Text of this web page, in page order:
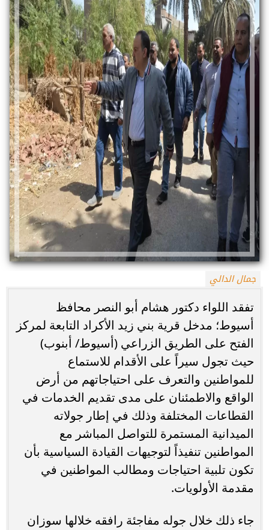
جمال الدالي
تفقد اللواء دكتور هشام أبو النصر محافظ
أسيوط؛ مدخل قرية بني زيد الأكراد التابعة لمركز
الفتح على الطريق الزراعي (أسيوط/ أبنوب)
حيث تجول سيراً على الأقدام للاستماع
للمواطنين والتعرف على احتياجاتهم من أرض
الواقع والاطمئنان على مدى تقديم الخدمات في
القطاعات المختلفة وذلك في إطار جولاته
الميدانية المستمرة للتواصل المباشر مع
المواطنين تنفيذاً لتوجيهات القيادة السياسية بأن
تكون تلبية احتياجات ومطالب المواطنين في
مقدمة الأولويات.
جاء ذلك خلال جوله مفاجئة رافقه خلالها سوزان